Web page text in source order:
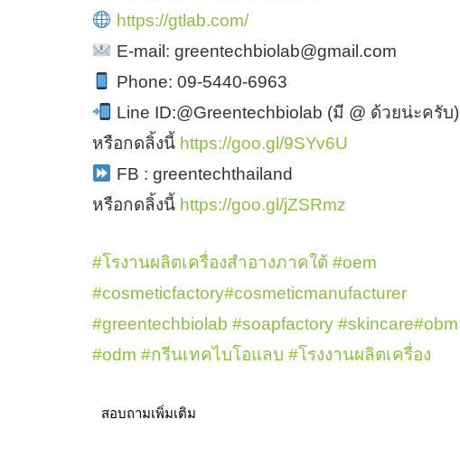
https://gtlab.com/
E-mail: greentechbiolab@gmail.com
Phone: 09-5440-6963
Line ID:@Greentechbiolab (มี @ ด้วยน่ะครับ)
หรือกดลิ้งนี้ https://goo.gl/9SYv6U
FB : greentechthailand
หรือกดลิ้งนี้ https://goo.gl/jZSRmz
#โรงานผลิตเครื่องสำอางภาคใต้ #oem
#cosmeticfactory#cosmeticmanufacturer
#greentechbiolab #soapfactory #skincare#obm
#odm #กรีนเทคไบโอแลบ #โรงงานผลิตเครื่อง
สอบถามเพิ่มเติม